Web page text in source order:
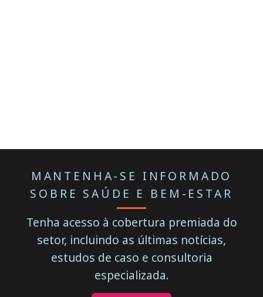
MANTENHA-SE INFORMADO
SOBRE SAÚDE E BEM-ESTAR
Tenha acesso à cobertura premiada do
setor, incluindo as últimas notícias,
estudos de caso e consultoria
especializada.